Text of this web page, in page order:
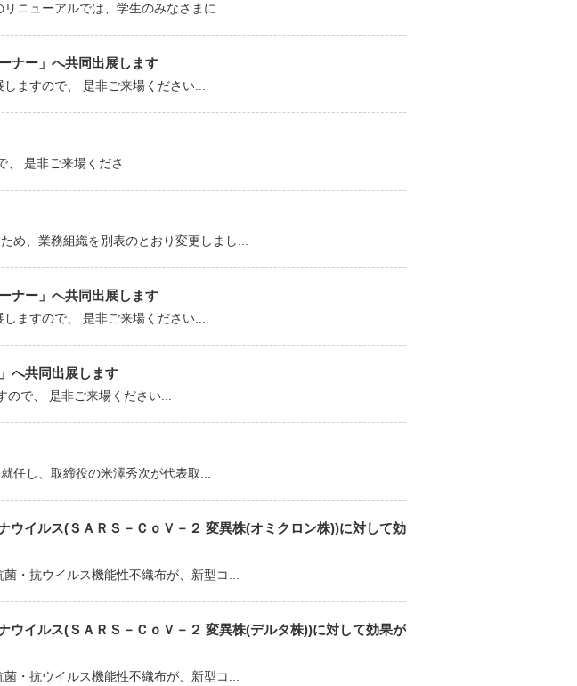
ニューアルでは、学生のみなさまに...
ナー」へ共同出展します
ますので、 是非ご来場ください...
、 是非ご来場くださ...
め、業務組織を別表のとおり変更しまし...
ナー」へ共同出展します
ますので、 是非ご来場ください...
へ共同出展します
で、 是非ご来場ください...
任し、取締役の米澤秀次が代表取...
イルス(ＳＡＲＳ－ＣｏＶ－２ 変異株(オミクロン株))に対して効
・抗ウイルス機能性不織布が、新型コ...
イルス(ＳＡＲＳ－ＣｏＶ－２ 変異株(デルタ株))に対して効果が
・抗ウイルス機能性不織布が、新型コ...